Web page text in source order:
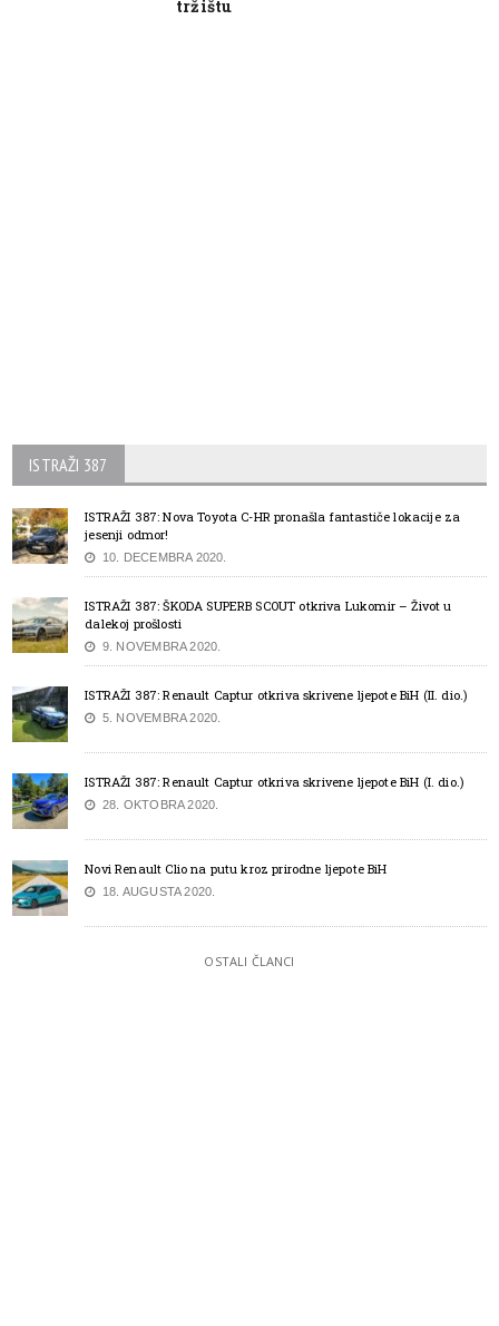
tržištu
ISTRAŽI 387
ISTRAŽI 387: Nova Toyota C-HR pronašla fantastiče lokacije za
jesenji odmor!
10. DECEMBRA 2020.
ISTRAŽI 387: ŠKODA SUPERB SCOUT otkriva Lukomir – Život u
dalekoj prošlosti
9. NOVEMBRA 2020.
ISTRAŽI 387: Renault Captur otkriva skrivene ljepote BiH (II. dio.)
5. NOVEMBRA 2020.
ISTRAŽI 387: Renault Captur otkriva skrivene ljepote BiH (I. dio.)
28. OKTOBRA 2020.
Novi Renault Clio na putu kroz prirodne ljepote BiH
18. AUGUSTA 2020.
OSTALI ČLANCI